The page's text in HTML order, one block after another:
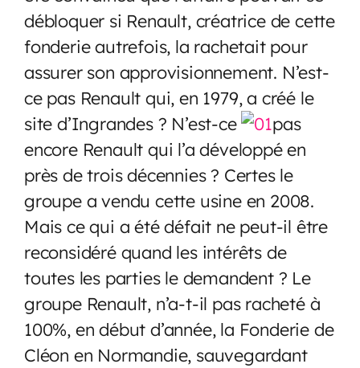
débloquer si Renault, créatrice de cette
fonderie autrefois, la rachetait pour
assurer son approvisionnement. N’est-
ce pas Renault qui, en 1979, a créé le
site d’Ingrandes ? N’est-ce
pas
encore Renault qui l’a développé en
près de trois décennies ? Certes le
groupe a vendu cette usine en 2008.
Mais ce qui a été défait ne peut-il être
reconsidéré quand les intérêts de
toutes les parties le demandent ? Le
groupe Renault, n’a-t-il pas racheté à
100%, en début d’année, la Fonderie de
Cléon en Normandie, sauvegardant